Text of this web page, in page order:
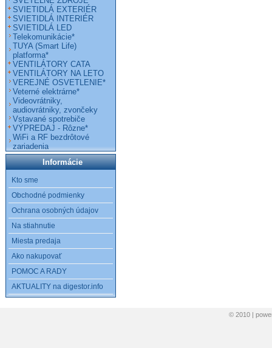
SVIETIDLÁ EXTERIÉR
SVIETIDLÁ INTERIÉR
SVIETIDLÁ LED
Telekomunikácie*
TUYA (Smart Life)
platforma*
VENTILÁTORY CATA
VENTILÁTORY NA LETO
VEREJNÉ OSVETLENIE*
Veterné elektrárne*
Videovrátniky,
audiovrátniky, zvončeky
Vstavané spotrebiče
VÝPREDAJ - Rôzne*
WiFi a RF bezdrôtové
zariadenia
Informácie
Kto sme
Obchodné podmienky
Ochrana osobných údajov
Na stiahnutie
Miesta predaja
Ako nakupovať
POMOC A RADY
AKTUALITY na digestor.info
© 2010 |